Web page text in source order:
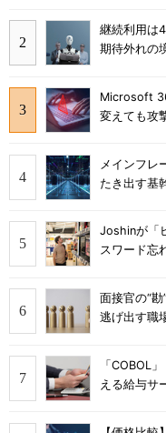
継続利用は
期待外れの
Microsoft
変えても攻
メインフ
たき出す基
Joshinが「
スワード忘
面接官の“
逃げ出す職
「COBOL
える給与サ